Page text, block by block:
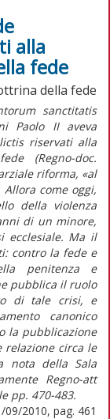
alla
fede
della fede
sanctitatis
Paolo II aveva
riservati alla
(Regno-doc.
riforma, «al
come oggi,
della violenza
di un minore,
ecclesiale. Ma il
contro la fede e
penitenza e
pubblica il ruolo
di tale crisi, e
canonico
la pubblicazione
relazione circa le
nota della Sala
Regno-att
pp. 470-483.
2010, pag. 461